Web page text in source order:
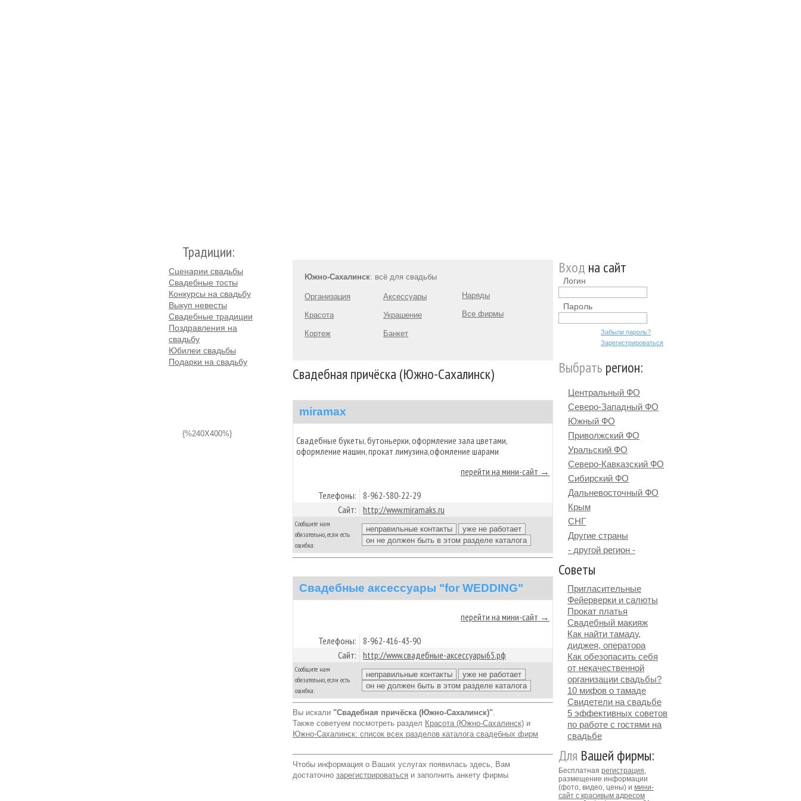
Традиции:
Сценарии свадьбы
Свадебные тосты
Конкурсы на свадьбу
Выкуп невесты
Свадебные традиции
Поздравления на
свадьбу
Юбилеи свадьбы
Подарки на свадьбу
{%240X400%}
Южно-Сахалинск: всё для свадьбы
Организация
Красота
Кортеж
Аксессуары
Украшение
Банкет
Наряды
Все фирмы
Свадебная причёска (Южно-Сахалинск)
miramax
Свадебные букеты, бутоньерки, оформление зала цветами,
оформление машин, прокат лимузина,офомление шарами
перейти на мини-сайт →
Телефоны: 8-962-580-22-29
Сайт: http://www.miramaks.ru
Сообщите нам
обязательно, если есть
ошибка:
Свадебные аксессуары "for WEDDING"
перейти на мини-сайт →
Телефоны: 8-962-416-43-90
Сайт: http://www.свадебные-аксессуары65.рф
Сообщите нам
обязательно, если есть
ошибка:
Вы искали "Свадебная причёска (Южно-Сахалинск)"
Также советуем посмотреть раздел Красота (Южно-Сахалинск) и
Южно-Сахалинск: список всех разделов каталога свадебных фирм
Чтобы информация о Ваших услугах появилась здесь, Вам
достаточно зарегистрироваться и заполнить анкету фирмы
Вход на сайт
Логин
Пароль
Забыли пароль?
Зарегистрироваться
Выбрать регион:
Центральный ФО
Северо-Западный ФО
Южный ФО
Приволжский ФО
Уральский ФО
Северо-Кавказский ФО
Сибирский ФО
Дальневосточный ФО
Крым
СНГ
Другие страны
- другой регион -
Советы
Пригласительные
Фейерверки и салюты
Прокат платья
Свадебный макияж
Как найти тамаду,
диджея, оператора
Как обезопасить себя
от некачественной
организации свадьбы?
10 мифов о тамаде
Свидетели на свадьбе
5 эффективных советов
по работе с гостями на
свадьбе
Для Вашей фирмы:
Бесплатная регистрация,
размещение информации
(фото, видео, цены) и мини-
сайт с красивым адресом